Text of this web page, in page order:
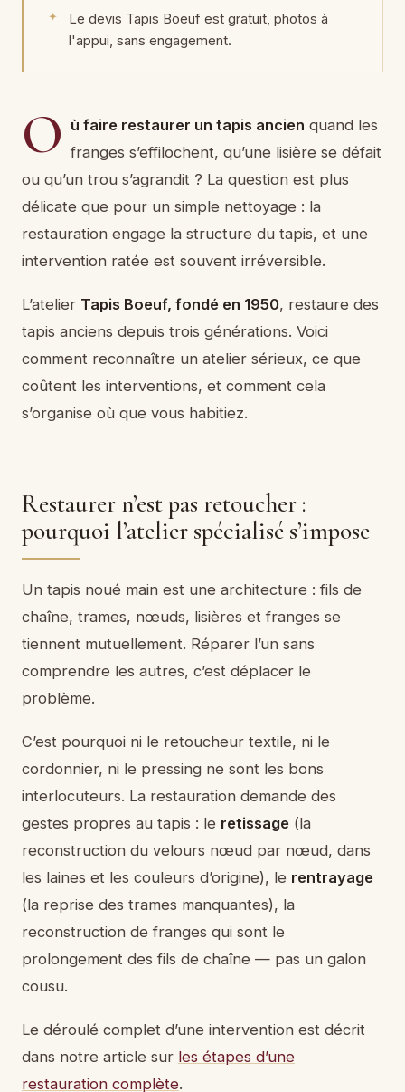
Le devis Tapis Boeuf est gratuit, photos à
l'appui, sans engagement.
O ù faire restaurer un tapis ancien quand les
franges s’effilochent, qu’une lisière se défait
ou qu’un trou s’agrandit ? La question est plus
délicate que pour un simple nettoyage : la
restauration engage la structure du tapis, et une
intervention ratée est souvent irréversible.
L’atelier Tapis Boeuf, fondé en 1950, restaure des
tapis anciens depuis trois générations. Voici
comment reconnaître un atelier sérieux, ce que
coûtent les interventions, et comment cela
s’organise où que vous habitiez.
Restaurer n’est pas retoucher :
pourquoi l’atelier spécialisé s’impose
Un tapis noué main est une architecture : fils de
chaîne, trames, nœuds, lisières et franges se
tiennent mutuellement. Réparer l’un sans
comprendre les autres, c’est déplacer le
problème.
C’est pourquoi ni le retoucheur textile, ni le
cordonnier, ni le pressing ne sont les bons
interlocuteurs. La restauration demande des
gestes propres au tapis : le retissage (la
reconstruction du velours nœud par nœud, dans
les laines et les couleurs d’origine), le rentrayage
(la reprise des trames manquantes), la
reconstruction de franges qui sont le
prolongement des fils de chaîne — pas un galon
cousu.
Le déroulé complet d’une intervention est décrit
dans notre article sur les étapes d’une
restauration complète.